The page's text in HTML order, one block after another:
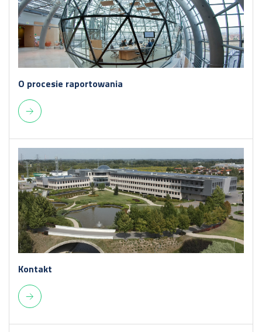
O procesie raportowania
Kontakt